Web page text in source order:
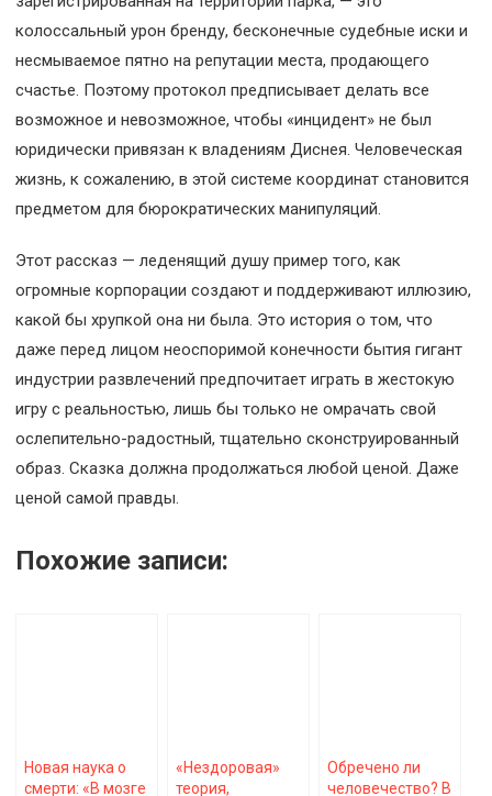
колоссальный урон бренду, бесконечные судебные иски и
несмываемое пятно на репутации места, продающего
счастье. Поэтому протокол предписывает делать все
возможное и невозможное, чтобы «инцидент» не был
юридически привязан к владениям Диснея. Человеческая
жизнь, к сожалению, в этой системе координат становится
предметом для бюрократических манипуляций.
Этот рассказ — леденящий душу пример того, как
огромные корпорации создают и поддерживают иллюзию,
какой бы хрупкой она ни была. Это история о том, что
даже перед лицом неоспоримой конечности бытия гигант
индустрии развлечений предпочитает играть в жестокую
игру с реальностью, лишь бы только не омрачать свой
ослепительно-радостный, тщательно сконструированный
образ. Сказка должна продолжаться любой ценой. Даже
ценой самой правды.
Похожие записи:
Новая наука о
смерти: «В мозге
«Нездоровая»
теория,
Обречено ли
человечество? В